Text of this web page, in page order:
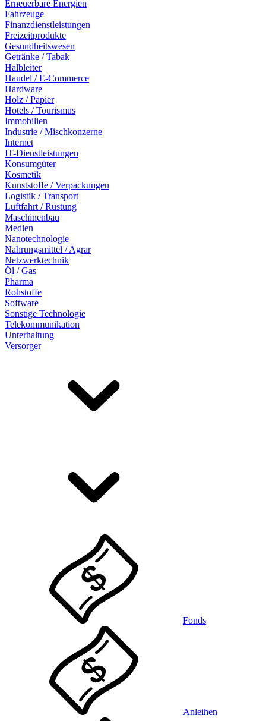
Erneuerbare Energien
Fahrzeuge
Finanzdienstleistungen
Freizeitprodukte
Gesundheitswesen
Getränke / Tabak
Halbleiter
Handel / E-Commerce
Hardware
Holz / Papier
Hotels / Tourismus
Immobilien
Industrie / Mischkonzerne
Internet
IT-Dienstleistungen
Konsumgüter
Kosmetik
Kunststoffe / Verpackungen
Logistik / Transport
Luftfahrt / Rüstung
Maschinenbau
Medien
Nanotechnologie
Nahrungsmittel / Agrar
Netzwerktechnik
Öl / Gas
Pharma
Rohstoffe
Software
Sonstige Technologie
Telekommunikation
Unterhaltung
Versorger
Fonds
Anleihen